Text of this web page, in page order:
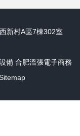
新村A區7棟302室
備 合肥溫張電子商務